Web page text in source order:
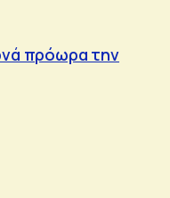
πρόωρα την